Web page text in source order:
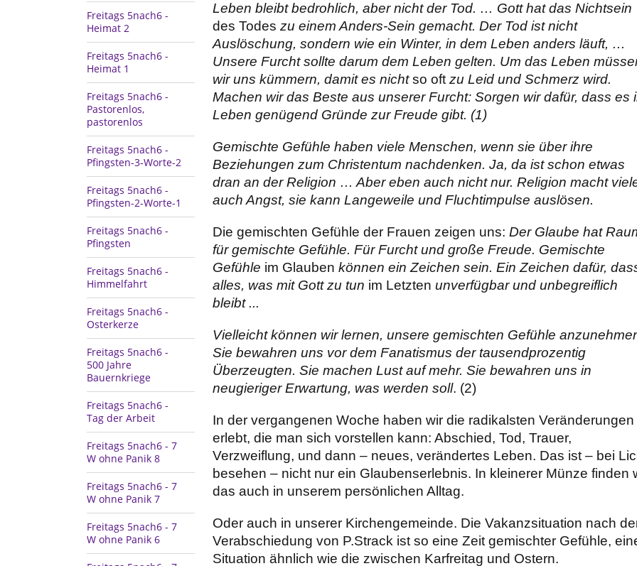
Freitags 5nach6 -
Heimat 2
Freitags 5nach6 -
Heimat 1
Freitags 5nach6 -
Pastorenlos,
pastorenlos
Freitags 5nach6 -
Pfingsten-3-Worte-2
Freitags 5nach6 -
Pfingsten-2-Worte-1
Freitags 5nach6 -
Pfingsten
Freitags 5nach6 -
Himmelfahrt
Freitags 5nach6 -
Osterkerze
Freitags 5nach6 -
500 Jahre
Bauernkriege
Freitags 5nach6 -
Tag der Arbeit
Freitags 5nach6 - 7
W ohne Panik 8
Freitags 5nach6 - 7
W ohne Panik 7
Freitags 5nach6 - 7
W ohne Panik 6
Leben bleibt bedrohlich, aber nicht der Tod. … Gott hat das Nichtsein
des Todes zu einem Anders-Sein gemacht. Der Tod ist nicht
Auslöschung, sondern wie ein Winter, in dem Leben anders läuft, …
Unsere Furcht sollte darum dem Leben gelten. Um das Leben
wir uns kümmern, damit es nichtso oft zu Leid und Schmerz wird.
Machen wir das Beste aus unserer Furcht: Sorgen wir dafür, dass es
Leben genügend Gründe zur Freude gibt. (1)
Gemischte Gefühle haben viele Menschen, wenn sie über ihre
Beziehungen zum Christentum nachdenken. Ja, da ist schon etwas
dran an der Religion … Aber eben auch nicht nur. Religion macht
auch Angst, sie kann Langeweile und Fluchtimpulse auslösen.
Die gemischten Gefühle der Frauen zeigen uns: Der Glaube hat
für gemischte Gefühle. Für Furcht und große Freude. Gemischte
Gefühle im Glauben können ein Zeichen sein. Ein Zeichen dafür,
alles, was mit Gott zu tun im Letzten unverfügbar und unbegreiflich
bleibt ...
Vielleicht können wir lernen, unsere gemischten Gefühle
Sie bewahren uns vor dem Fanatismus der tausendprozentig
Überzeugten. Sie machen Lust auf mehr. Sie bewahren uns in
neugieriger Erwartung, was werden soll. (2)
In der vergangenen Woche haben wir die radikalsten Veränderungen
erlebt, die man sich vorstellen kann: Abschied, Tod, Trauer,
Verzweiflung, und dann – neues, verändertes Leben. Das ist – bei
besehen – nicht nur ein Glaubenserlebnis. In kleinerer Münze finden
das auch in unserem persönlichen Alltag.
Oder auch in unserer Kirchengemeinde. Die Vakanzsituation nach
Verabschiedung von P.Strack ist so eine Zeit gemischter Gefühle,
Situation ähnlich wie die zwischen Karfreitag und Ostern.